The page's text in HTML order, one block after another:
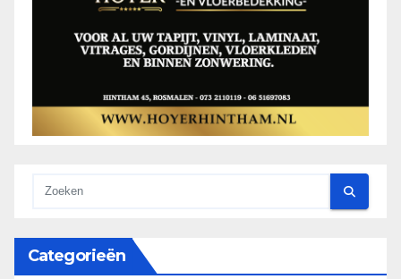
Categorieën